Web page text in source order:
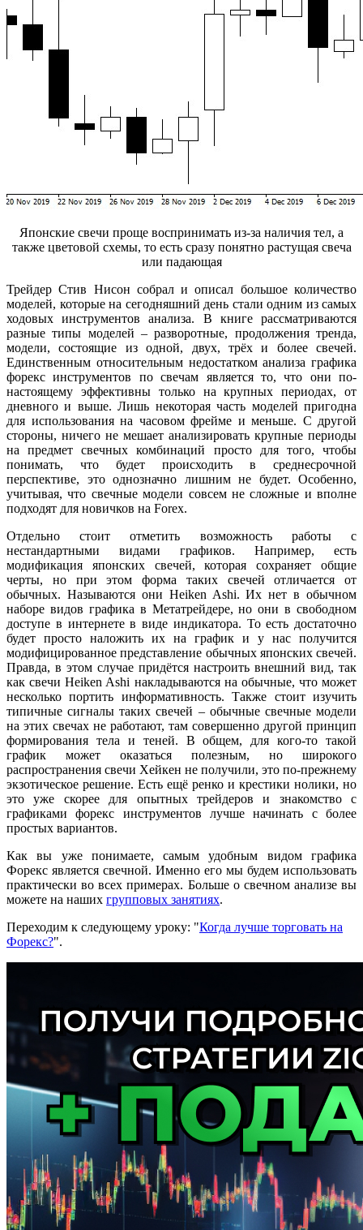
Японские свечи проще воспринимать из-за наличия тел, а
также цветовой схемы, то есть сразу понятно растущая свеча
или падающая
Трейдер Стив Нисон собрал и описал большое количество
моделей, которые на сегодняшний день стали одним из самых
ходовых инструментов анализа. В книге рассматриваются
разные типы моделей – разворотные, продолжения тренда,
модели, состоящие из одной, двух, трёх и более свечей.
Единственным относительным недостатком анализа графика
форекс инструментов по свечам является то, что они по-
настоящему эффективны только на крупных периодах, от
дневного и выше. Лишь некоторая часть моделей пригодна
для использования на часовом фрейме и меньше. С другой
стороны, ничего не мешает анализировать крупные периоды
на предмет свечных комбинаций просто для того, чтобы
понимать, что будет происходить в среднесрочной
перспективе, это однозначно лишним не будет. Особенно,
учитывая, что свечные модели совсем не сложные и вполне
подходят для новичков на Forex.
Отдельно стоит отметить возможность работы с
нестандартными видами графиков. Например, есть
модификация японских свечей, которая сохраняет общие
черты, но при этом форма таких свечей отличается от
обычных. Называются они Heiken Ashi. Их нет в обычном
наборе видов графика в Метатрейдере, но они в свободном
доступе в интернете в виде индикатора. То есть достаточно
будет просто наложить их на график и у нас получится
модифицированное представление обычных японских свечей.
Правда, в этом случае придётся настроить внешний вид, так
как свечи Heiken Ashi накладываются на обычные, что может
несколько портить информативность. Также стоит изучить
типичные сигналы таких свечей – обычные свечные модели
на этих свечах не работают, там совершенно другой принцип
формирования тела и теней. В общем, для кого-то такой
график может оказаться полезным, но широкого
распространения свечи Хейкен не получили, это по-прежнему
экзотическое решение. Есть ещё ренко и крестики нолики, но
это уже скорее для опытных трейдеров и знакомство с
графиками форекс инструментов лучше начинать с более
простых вариантов.
Как вы уже понимаете, самым удобным видом графика
Форекс является свечной. Именно его мы будем использовать
практически во всех примерах. Больше о свечном анализе вы
можете на наших групповых занятиях.
Переходим к следующему уроку: "Когда лучше торговать на
Форекс?".